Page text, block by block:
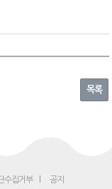
목록
수집거부
공지